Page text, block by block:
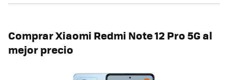
Comprar Xiaomi Redmi Note 12 Pro 5G al
mejor precio